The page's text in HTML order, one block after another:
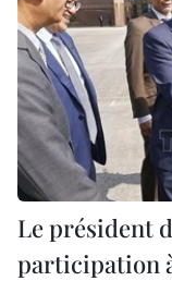
Le président
participation